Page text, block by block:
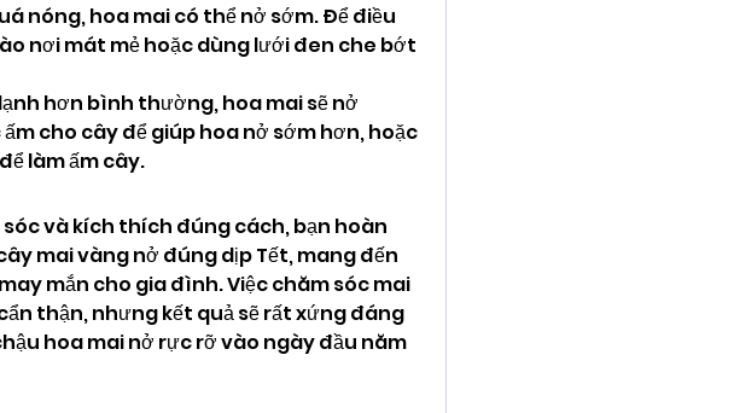
nóng, hoa mai có thể nở sớm. Để điều
nơi mát mẻ hoặc dùng lưới đen che bớt
hơn bình thường, hoa mai sẽ nở
cho cây để giúp hoa nở sớm hơn, hoặc
làm ấm cây.
và kích thích đúng cách, bạn hoàn
mai vàng nở đúng dịp Tết, mang đến
mắn cho gia đình. Việc chăm sóc mai
thận, nhưng kết quả sẽ rất xứng đáng
hoa mai nở rực rỡ vào ngày đầu năm